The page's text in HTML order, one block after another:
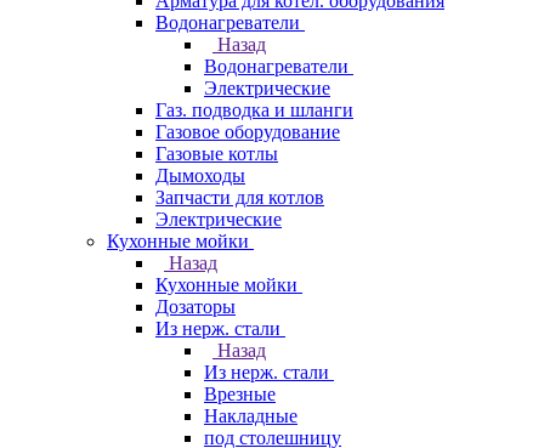
Водонагреватели
Назад
Водонагреватели
Электрические
Газ. подводка и шланги
Газовое оборудование
Газовые котлы
Дымоходы
Запчасти для котлов
Электрические
Кухонные мойки
Назад
Кухонные мойки
Дозаторы
Из нерж. стали
Назад
Из нерж. стали
Врезные
Накладные
под столешницу